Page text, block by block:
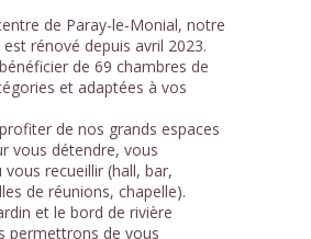
1 /6
de Paray-le-Monial, notre
rénové depuis avril 2023.
de 69 chambres de
et adaptées à vos
de nos grands espaces
vous détendre, vous
recueillir (hall, bar,
de réunions, chapelle).
et le bord de rivière
permettrons de vous